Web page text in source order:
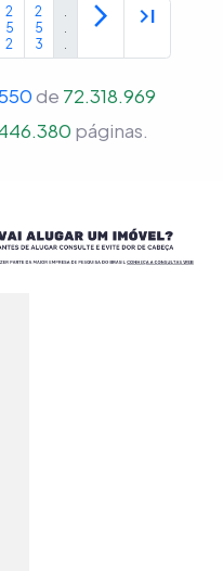
2
5
2
2
5
3
.
.
.
arrow_forward_ios last_page
de 72.318.969
páginas.